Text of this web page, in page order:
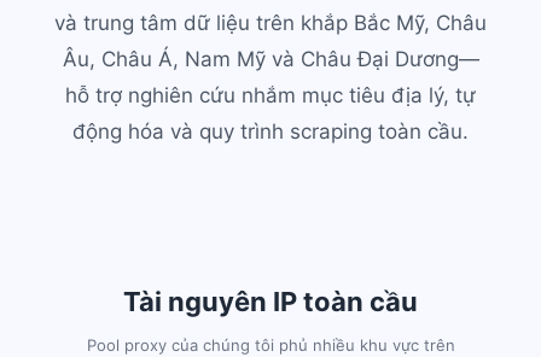
và trung tâm dữ liệu trên khắp Bắc Mỹ, Châu
Âu, Châu Á, Nam Mỹ và Châu Đại Dương—
hỗ trợ nghiên cứu nhắm mục tiêu địa lý, tự
động hóa và quy trình scraping toàn cầu.
Tài nguyên IP toàn cầu
Pool proxy của chúng tôi phủ nhiều khu vực trên